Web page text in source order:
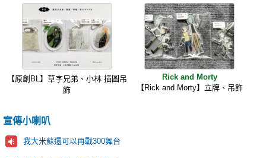
【原創BL】草字兄弟、小林 插圖吊
飾
Rick and Morty
【Rick and Morty】立牌、吊飾
宣傳小喇叭
我大米蘇還可以再戰300舞台